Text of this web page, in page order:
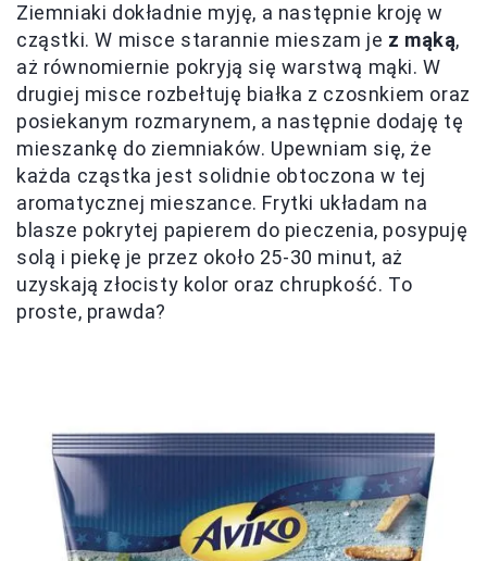
Ziemniaki dokładnie myję, a następnie kroję w
cząstki. W misce starannie mieszam je z mąką,
aż równomiernie pokryją się warstwą mąki. W
drugiej misce rozbełtuję białka z czosnkiem oraz
posiekanym rozmarynem, a następnie dodaję tę
mieszankę do ziemniaków. Upewniam się, że
każda cząstka jest solidnie obtoczona w tej
aromatycznej mieszance. Frytki układam na
blasze pokrytej papierem do pieczenia, posypuję
solą i piekę je przez około 25-30 minut, aż
uzyskają złocisty kolor oraz chrupkość. To
proste, prawda?